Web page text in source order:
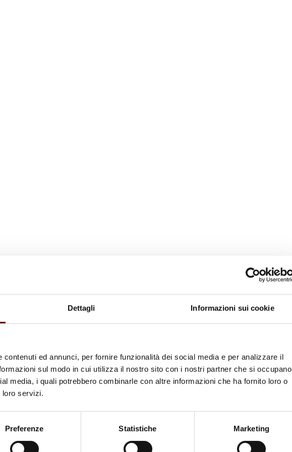
Dettagli Informazioni sui cookie
ed annunci, per fornire funzionalità dei social media e per analizzare il
sul modo in cui utilizza il nostro sito con i nostri partner che si occupano
media, i quali potrebbero combinarle con altre informazioni che ha fornito loro o
loro servizi.
Preferenze Statistiche Marketing